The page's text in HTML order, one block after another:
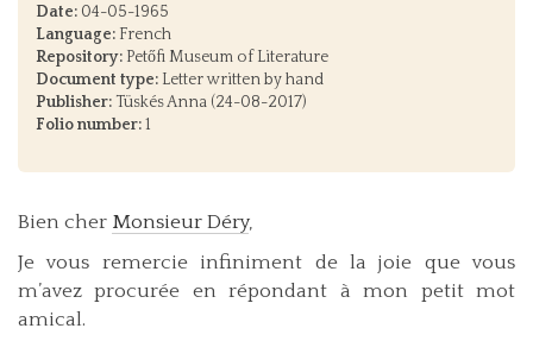
Date: 04-05-1965
Language: French
Repository: Petőfi Museum of Literature
Document type: Letter written by hand
Publisher: Tüskés Anna (24-08-2017)
Folio number:1
Bien cher Monsieur Déry,
Je vous remercie infiniment de la joie que vous
m’avez procurée en répondant à mon petit mot
amical.